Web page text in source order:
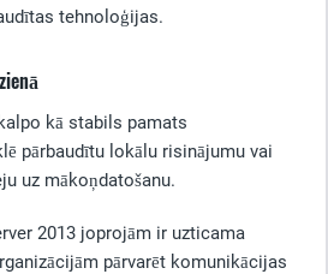
tehnoloģijas.
kā stabils pamats
pārbaudītu lokālu risinājumu vai
uz mākoņdatošanu.
2013 joprojām ir uzticama
pārvarēt komunikācijas